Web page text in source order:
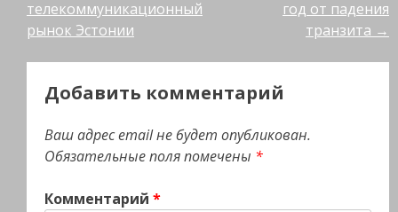
navigation
телекоммуникационный
рынок Эстонии
год от падения
транзита →
Добавить комментарий
Ваш адрес email не будет опубликован.
Обязательные поля помечены *
Комментарий *